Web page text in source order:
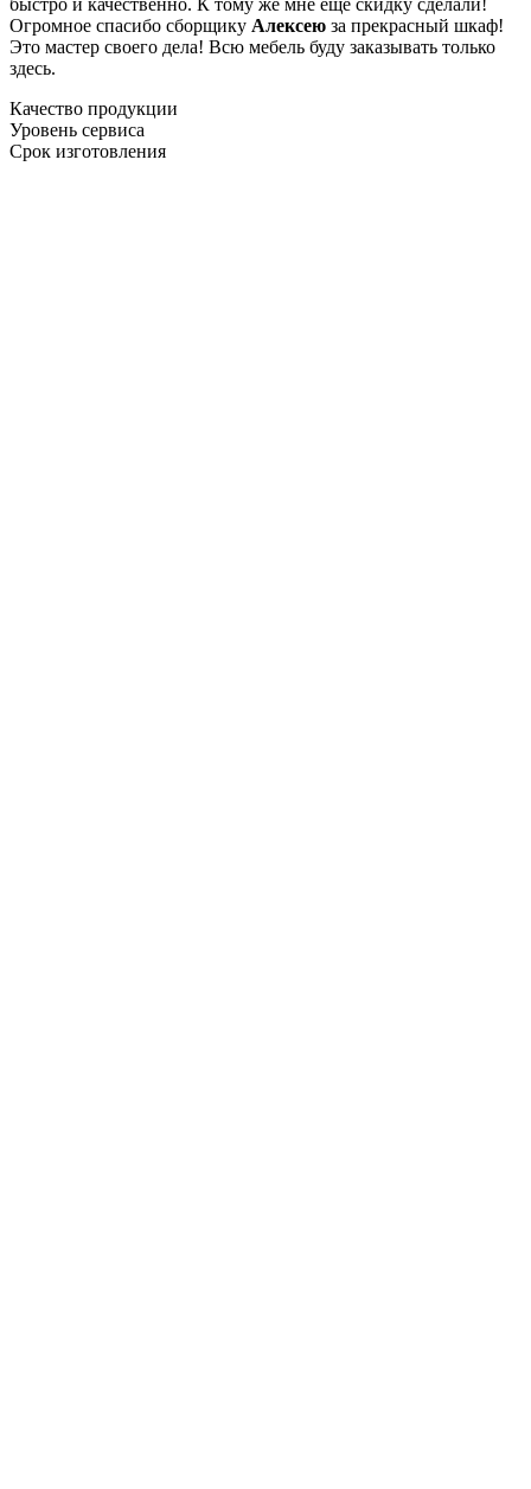
Огромное спасибо сборщику Алексею за прекрасный шкаф!
Это мастер своего дела! Всю мебель буду заказывать только
здесь.
Качество продукции
Уровень сервиса
Срок изготовления